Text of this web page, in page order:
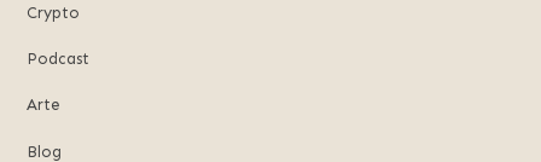
Crypto
Podcast
Arte
Blog